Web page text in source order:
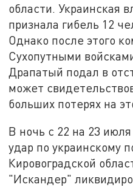
области. Украинская
признала гибель 12
Однако после этого
Сухопутными
Драпатый подал в
может
больших потерях на
В ночь с 22 на 23
удар по украинскому
Кировоградской
"Искандер"